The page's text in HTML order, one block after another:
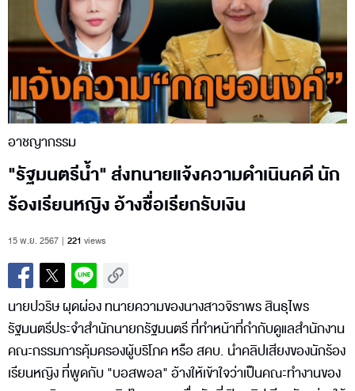
อาชญากรรม
"รัฐมนตรีน้ำ" ส่งทนายแจ้งความดำเนินคดี นัก
ร้องเรียนหญิง อ้างชื่อเรียกรับเงิน
15 พ.ย. 2567 221 views
นายปวริษ ผุดผ่อง ทนายความของนางสาวจิราพร สินธุไพร
รัฐมนตรีประจำสำนักนายกรัฐมนตรี ที่ทำหน้าที่กำกับดูแลสำนักงาน
คณะกรรมการคุ้มครองผู้บริโภค หรือ สคบ. นำคลิปเสียงของนักร้อง
เรียนหญิง ที่พูดกับ "บอสพอล" อ้างให้เข้าใจว่าเป็นคณะทำงานของ